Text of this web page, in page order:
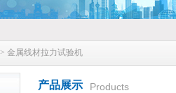
> 金属线材拉力试验机
产品展示 Products